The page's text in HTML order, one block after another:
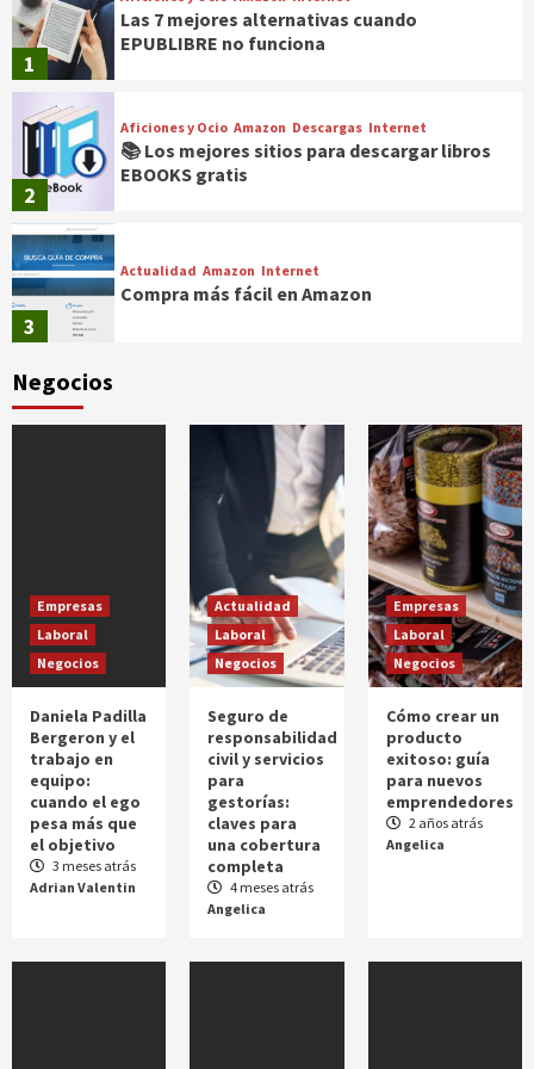
1
Las 7 mejores alternativas cuando
EPUBLIBRE no funciona
2
Aficiones y Ocio Amazon Descargas Internet
📚 Los mejores sitios para descargar libros
EBOOKS gratis
3
Actualidad Amazon Internet
Compra más fácil en Amazon
para mejorar la seguridad
5
Amazon Servicios
Amazon Prime ¿Cuánto cuesta y qué ofrece?
6
Amazon Servicios
¿Qué es y que ofrece Amazon Prime
7
Amazon usará tus manos como sistema de
pago
Amazon Tiendas
reacondicionados
Negocios
Empresas
Laboral
Negocios
Daniela Padilla
Bergeron y el
trabajo en
equipo:
cuando el ego
pesa más que
el objetivo
3 meses atrás
Adrian Valentin
Actualidad
Laboral
Negocios
Seguro de
responsabilidad
civil y servicios
para
gestorías:
claves para
una cobertura
completa
4 meses atrás
Angelica
Empresas
Laboral
Negocios
Cómo crear un
producto
exitoso: guía
para nuevos
emprendedores
2 años atrás
Angelica